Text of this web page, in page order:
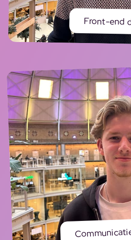
Front-end